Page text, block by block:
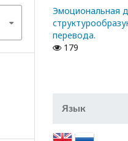
Эмоциональная
перевода.
179
Язык